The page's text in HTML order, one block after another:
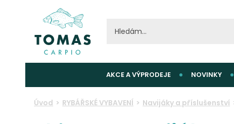
AKCE A VÝPRODEJE NOVINKY
Úvod RYBÁŘSKÉ VYBAVENÍ Navijáky a příslušenství